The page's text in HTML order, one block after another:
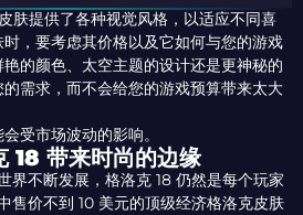
肤提供了各种视觉风格，以适应不同喜
，要考虑其价格以及它如何与您的游戏
的颜色、太空主题的设计还是更神秘的
需求，而不会给您的游戏预算带来太大
受市场波动的影响。
18 带来时尚的边缘
界不断发展，格洛克 18 仍然是每个玩家
售价不到 10 美元的顶级经济格洛克皮肤